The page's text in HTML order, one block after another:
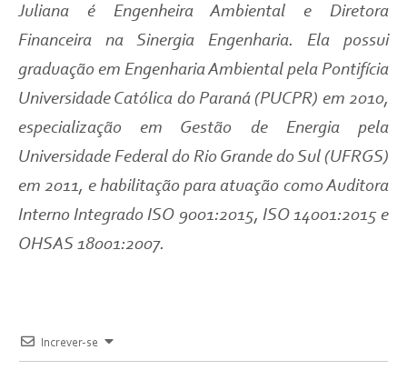
Juliana é Engenheira Ambiental e Diretora
Financeira na Sinergia Engenharia. Ela possui
graduação em Engenharia Ambiental pela Pontifícia
Universidade Católica do Paraná (PUCPR) em 2010,
especialização em Gestão de Energia pela
Universidade Federal do Rio Grande do Sul (UFRGS)
em 2011, e habilitação para atuação como Auditora
Interno Integrado ISO 9001:2015, ISO 14001:2015 e
OHSAS 18001:2007.
Increver-se